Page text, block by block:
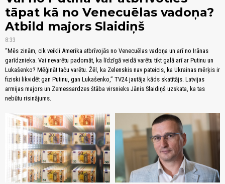
tāpat kā no Venecuēlas vadoņa?
Atbild majors Slaidiņš
8:33
“Mēs zinām, cik veikli Amerika atbrīvojās no Venecuēlas vadoņa un arī no Irānas
garīdznieka. Vai nevarētu padomāt, ka līdzīgā veidā varētu tikt galā arī ar Putinu un
Lukašenko? Mēģināt taču varētu. Žēl, ka Zelenskis nav pateicis, ka Ukrainas mērķis ir
fiziski likvidēt gan Putinu, gan Lukašenko,” TV24 jautāja kāds skatītājs. Latvijas
armijas majors un Zemessardzes štāba virsnieks Jānis Slaidiņš uzskata, ka tas
nebūtu risinājums.